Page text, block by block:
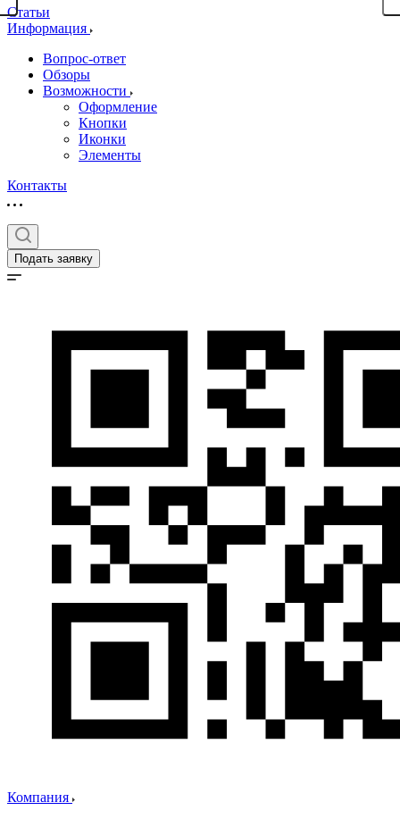
Статьи
Информация
Вопрос-ответ
Обзоры
Возможности
Оформление
Кнопки
Иконки
Элементы
Контакты
Подать заявку
Компания